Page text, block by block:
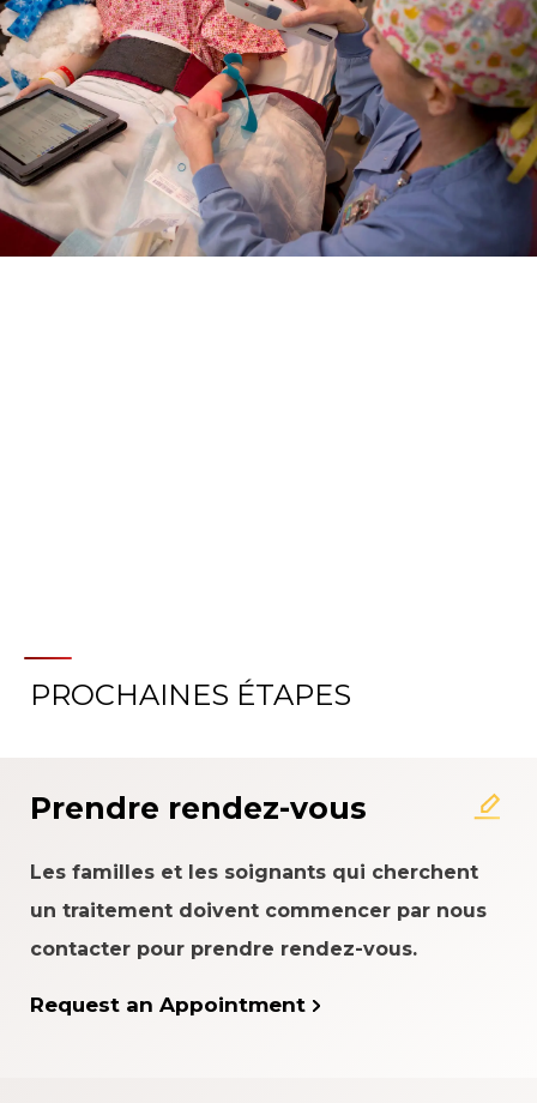
PROCHAINES ÉTAPES
Prendre rendez-vous
Les familles et les soignants qui cherchent
un traitement doivent commencer par nous
contacter pour prendre rendez-vous.
Request an Appointment